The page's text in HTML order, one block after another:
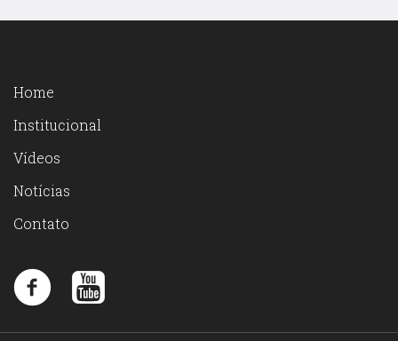
Home
Institucional
Vídeos
Notícias
Contato